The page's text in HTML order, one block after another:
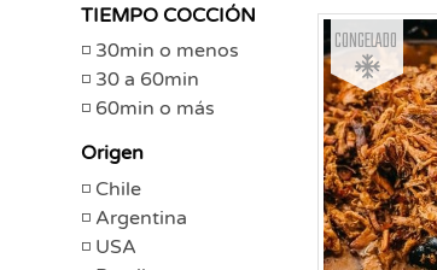
TIEMPO COCCIÓN
30min o menos
30 a 60min
60min o más
Origen
Chile
Argentina
USA
Congelado